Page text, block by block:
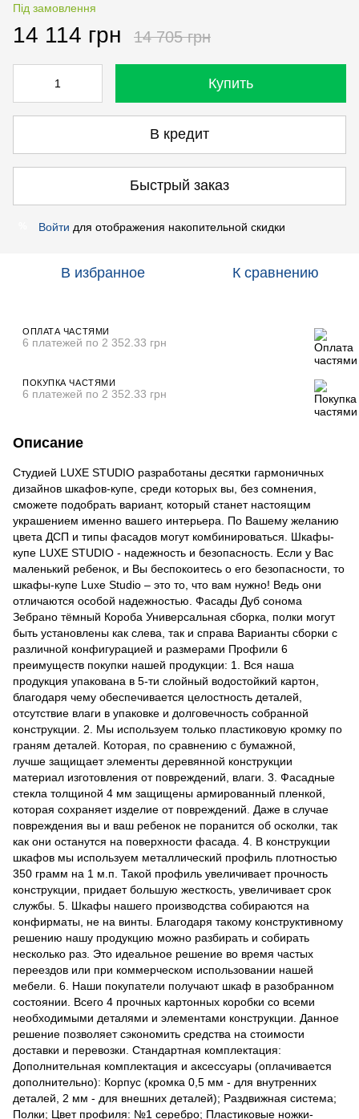
Під замовлення
14 114 грн 14 705 грн
Купить
В кредит
Быстрый заказ
Войти для отображения накопительной скидки
В избранное К сравнению
ОПЛАТА ЧАСТЯМИ
6 платежей по 2 352.33 грн
ПОКУПКА ЧАСТЯМИ
6 платежей по 2 352.33 грн
Описание
Cтудией LUXE STUDIO разработаны десятки гармоничных
дизайнов шкафов-купе, среди которых вы, без сомнения,
сможете подобрать вариант, который станет настоящим
украшением именно вашего интерьера. По Вашему желанию
цвета ДСП и типы фасадов могут комбинироваться. Шкафы-
купе LUXE STUDIO - надежность и безопасность. Если у Вас
маленький ребенок, и Вы беспокоитесь о его безопасности, то
шкафы-купе Luxe Studio – это то, что вам нужно! Ведь они
отличаются особой надежностью. Фасады Дуб сонома
Зебрано тёмный Короба Универсальная сборка, полки могут
быть установлены как слева, так и справа Варианты сборки с
различной конфигурацией и размерами Профили 6
преимуществ покупки нашей продукции: 1. Вся наша
продукция упакована в 5-ти слойный водостойкий картон,
благодаря чему обеспечивается целостность деталей,
отсутствие влаги в упаковке и долговечность собранной
конструкции. 2. Мы используем только пластиковую кромку по
граням деталей. Которая, по сравнению с бумажной,
лучше защищает элементы деревянной конструкции
материал изготовления от повреждений, влаги. 3. Фасадные
стекла толщиной 4 мм защищены армированный пленкой,
которая сохраняет изделие от повреждений. Даже в случае
повреждения вы и ваш ребенок не поранится об осколки, так
как они останутся на поверхности фасада. 4. В конструкции
шкафов мы используем металлический профиль плотностью
350 грамм на 1 м.п. Такой профиль увеличивает прочность
конструкции, придает большую жесткость, увеличивает срок
службы. 5. Шкафы нашего производства собираются на
конфирматы, не на винты. Благодаря такому конструктивному
решению нашу продукцию можно разбирать и собирать
несколько раз. Это идеальное решение во время частых
переездов или при коммерческом использовании нашей
мебели. 6. Наши покупатели получают шкаф в разобранном
состоянии. Всего 4 прочных картонных коробки со всеми
необходимыми деталями и элементами конструкции. Данное
решение позволяет сэкономить средства на стоимости
доставки и перевозки. Стандартная комплектация:
Дополнительная комплектация и аксессуары (оплачивается
дополнительно): Корпус (кромка 0,5 мм - для внутренних
деталей, 2 мм - для внешних деталей); Раздвижная система;
Полки; Цвет профиля: №1 серебро; Пластиковые ножки-